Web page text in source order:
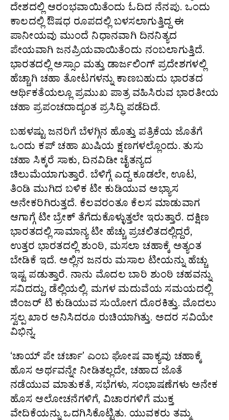
ದೇಶದಲ್ಲಿ ಆರಂಭವಾಯಿತೆಂದು ಓದಿದ ನೆನಪು. ಒಂದು
ಕಾಲದಲ್ಲಿ ಔಷಧ ರೂಪದಲ್ಲಿ ಬಳಸಲಾಗುತ್ತಿದ್ದ ಈ
ಪಾನೀಯವು ಮುಂದೆ ನಿಧಾನವಾಗಿ ದಿನನಿತ್ಯದ
ಪೇಯವಾಗಿ ಜನಪ್ರಿಯವಾಯಿತೆಂದು ನಂಬಲಾಗುತ್ತಿದೆ.
ಭಾರತದಲ್ಲಿ ಅಸ್ಸಾಂ ಮತ್ತು ಡಾರ್ಜಲಿಂಗ್ ಪ್ರದೇಶಗಳಲ್ಲಿ
ಹೆಚ್ಚಾಗಿ ಚಹಾ ತೋಟಗಳನ್ನು ಕಾಣಬಹುದು ಭಾರತದ
ಆರ್ಥಿಕತೆಯಲ್ಲೂ ಪ್ರಮುಖ ಪಾತ್ರ ವಹಿಸಿರುವ ಭಾರತೀಯ
ಚಹಾ ಪ್ರಪಂಚದಾದ್ಯಂತ ಪ್ರಸಿದ್ಧಿ ಪಡೆದಿದೆ.
ಬಹಳಷ್ಟು ಜನರಿಗೆ ಬೆಳಗ್ಗಿನ ಹೊತ್ತು ಪತ್ರಿಕೆಯ ಜೊತೆಗೆ
ಒಂದು ಕಪ್ ಚಹಾ ಖುಷಿಯ ಕ್ಷಣಗಳಲ್ಲೊಂದು. ತುಸು
ಚಹಾ ಸಿಕ್ಕರೆ ಸಾಕು, ದಿನವಿಡೀ ಚೈತನ್ಯದ
ಚಿಲುಮೆಯಾಗುತ್ತಾರೆ. ಬೆಳಿಗ್ಗೆ ಎದ್ದ ಕೂಡಲೇ, ಊಟ,
ತಿಂಡಿ ಮುಗಿದ ಬಳಿಕ ಟೀ ಕುಡಿಯುವ ಅಭ್ಯಾಸ
ಅನೇಕರಿಗಿರುತ್ತದೆ. ಕೆಲವರಂತೂ ಕೆಲಸ ಮಾಡುವಾಗ
ಆಗಾಗ್ಗೆ ಟೀ ಬ್ರೇಕ್ ತೆಗೆದುಕೊಳ್ಳುತ್ತಲೇ ಇರುತ್ತಾರೆ. ದಕ್ಷಿಣ
ಭಾರತದಲ್ಲಿ ಸಾಮಾನ್ಯ ಟೀ ಹೆಚ್ಚು ಪ್ರಚಲಿತದಲ್ಲಿದ್ದರೆ,
ಉತ್ತರ ಭಾರತದಲ್ಲಿ ಶುಂಠಿ, ಮಸಲಾ ಚಹಾಕ್ಕೆ ಅತ್ಯಂತ
ಬೇಡಿಕೆ ಇದೆ. ಅಲ್ಲಿನ ಜನರು ಮಸಾಲ ಟೀಯನ್ನು ಹೆಚ್ಚು
ಇಷ್ಟ ಪಡುತ್ತಾರೆ. ನಾನು ಮೊದಲ ಬಾರಿ ಶುಂಠಿ ಚಹವನ್ನು
ಸವಿದದ್ದು, ಡೆಲ್ಲಿಯಲ್ಲಿ. ಮಗಳ ಮದುವೆಯ ಸಮಯದಲ್ಲಿ
ಜಿಂಜರ್ ಟಿ ಕುಡಿಯುವ ಸುಯೋಗ ದೊರಕಿತ್ತು. ಮೊದಲು
ಸ್ವಲ್ಪ ಖಾರ ಅನಿಸಿದರೂ ರುಚಿಯಾಗಿತ್ತು. ಅದರ ಸವಿಯೇ
ವಿಭಿನ್ನ.
‘ಚಾಯ್ ಪೇ ಚರ್ಚಾ’ ಎಂಬ ಘೋಷ ವಾಕ್ಯವು ಚಹಾಕ್ಕೆ
ಹೊಸ ಅರ್ಥವನ್ನೇ ನೀಡಿತಲ್ಲದೇ, ಚಹಾದ ಜೊತೆ
ನಡೆಯುವ ಮಾತುಕತೆ, ಸಭೆಗಳು, ಸಂಭಾಷಣೆಗಳು ಅನೇಕ
ಹೊಸ ಆಲೋಚನೆಗಳಿಗೆ, ವಿಚಾರಗಳಿಗೆ ಮುಕ್ತ
ವೇದಿಕೆಯನ್ನು ಒದಗಿಸಿಕೊಟ್ಟಿತು. ಯುವಕರು ತಮ್ಮ